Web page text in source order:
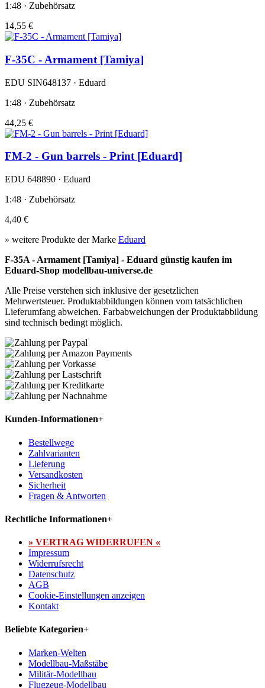
1:48 · Zubehörsatz
14,55 €
F-35C - Armament [Tamiya]
EDU SIN648137 · Eduard
1:48 · Zubehörsatz
44,25 €
FM-2 - Gun barrels - Print [Eduard]
EDU 648890 · Eduard
1:48 · Zubehörsatz
4,40 €
» weitere Produkte der Marke Eduard
F-35A - Armament [Tamiya] - Eduard günstig kaufen im
Eduard-Shop modellbau-universe.de
Alle Preise verstehen sich inklusive der gesetzlichen
Mehrwertsteuer. Produktabbildungen können vom tatsächlichen
Lieferumfang abweichen. Farbabweichungen der Produktabbildung
sind technisch bedingt möglich.
Kunden-Informationen+
Bestellwege
Zahlvarianten
Lieferung
Versandkosten
Sicherheit
Fragen & Antworten
Rechtliche Informationen+
» VERTRAG WIDERRUFEN «
Impressum
Widerrufsrecht
Datenschutz
AGB
Cookie-Einstellungen anzeigen
Kontakt
Beliebte Kategorien+
Marken-Welten
Modellbau-Maßstäbe
Militär-Modellbau
Flugzeug-Modellbau